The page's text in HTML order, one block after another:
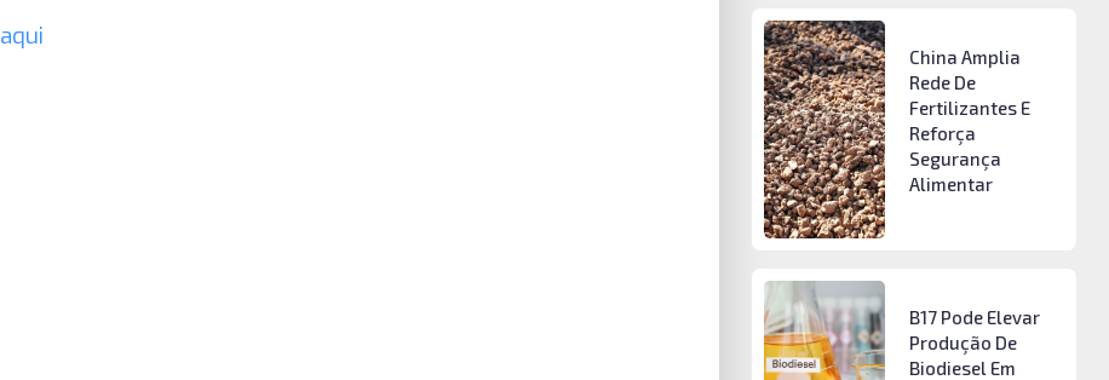
aqui
China Amplia
Rede De
Fertilizantes E
Reforça
Segurança
Alimentar
B17 Pode Elevar
Produção De
Biodiesel Em